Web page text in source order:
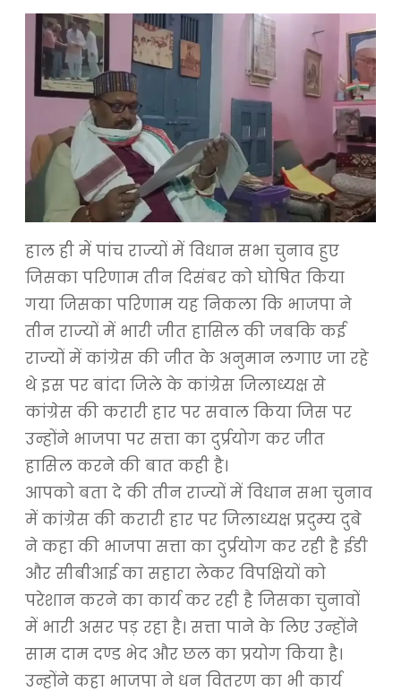
हाल ही में पांच राज्यों में विधान सभा चुनाव हुए
जिसका परिणाम तीन दिसंबर को घोषित किया
गया जिसका परिणाम यह निकला कि भाजपा ने
तीन राज्यों में भारी जीत हासिल की जबकि कई
राज्यों में कांग्रेस की जीत के अनुमान लगाए जा रहे
थे इस पर बांदा जिले के कांग्रेस जिलाध्यक्ष से
कांग्रेस की करारी हार पर सवाल किया जिस पर
उन्होंने भाजपा पर सत्ता का दुर्प्रयोग कर जीत
हासिल करने की बात कही है।
आपको बता दे की तीन राज्यों में विधान सभा चुनाव
में कांग्रेस की करारी हार पर जिलाध्यक्ष प्रदुम्य दुबे
ने कहा की भाजपा सत्ता का दुर्प्रयोग कर रही है ईडी
और सीबीआई का सहारा लेकर विपक्षियों को
परेशान करने का कार्य कर रही है जिसका चुनावों
में भारी असर पड़ रहा है। सत्ता पाने के लिए उन्होंने
साम दाम दण्ड भेद और छल का प्रयोग किया है।
उन्होंने कहा भाजपा ने धन वितरण का भी कार्य